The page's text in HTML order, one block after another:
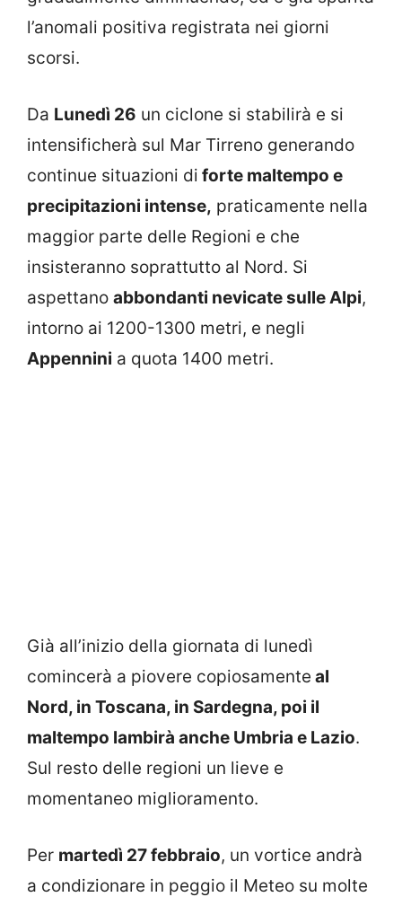
l’anomali positiva registrata nei giorni
scorsi.
Da Lunedì 26 un ciclone si stabilirà e si
intensificherà sul Mar Tirreno generando
continue situazioni di forte maltempo e
precipitazioni intense, praticamente nella
maggior parte delle Regioni e che
insisteranno soprattutto al Nord. Si
aspettano abbondanti nevicate sulle Alpi,
intorno ai 1200-1300 metri, e negli
Appennini a quota 1400 metri.
Già all’inizio della giornata di lunedì
comincerà a piovere copiosamente al
Nord, in Toscana, in Sardegna, poi il
maltempo lambirà anche Umbria e Lazio.
Sul resto delle regioni un lieve e
momentaneo miglioramento.
Per martedì 27 febbraio, un vortice andrà
a condizionare in peggio il Meteo su molte